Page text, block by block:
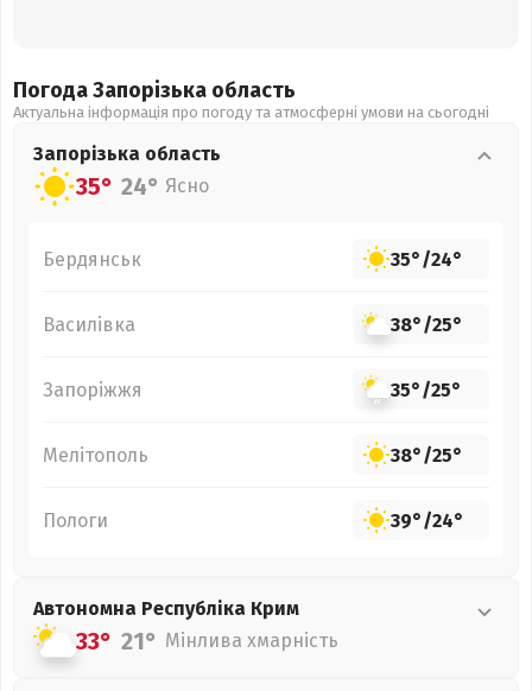
Погода Запорізька область
Актуальна інформація про погоду та атмосферні умови на сьогодні
Запорізька область
35° 24° Ясно
Бердянськ 35°/24°
Василівка 38°/25°
Запоріжжя 35°/25°
Мелітополь 38°/25°
Пологи 39°/24°
Автономна Республіка Крим
33° 21° Мінлива хмарність